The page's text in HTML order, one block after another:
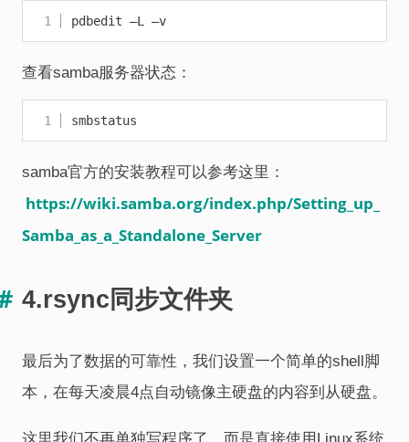
pdbedit –L –v
查看samba服务器状态：
smbstatus
samba官方的安装教程可以参考这里：
https://wiki.samba.org/index.php/Setting_up_
Samba_as_a_Standalone_Server
4.rsync同步文件夹
最后为了数据的可靠性，我们设置一个简单的shell脚
本，在每天凌晨4点自动镜像主硬盘的内容到从硬盘。